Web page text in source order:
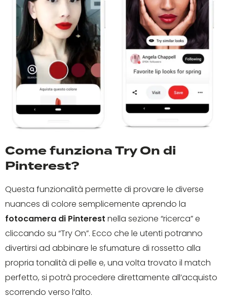
Come funziona Try On di
Pinterest?
Questa funzionalità permette di provare le diverse
nuances di colore semplicemente aprendo la
fotocamera di Pinterest nella sezione “ricerca” e
cliccando su “Try On”. Ecco che le utenti potranno
divertirsi ad abbinare le sfumature di rossetto alla
propria tonalità di pelle e, una volta trovato il match
perfetto, si potrà procedere direttamente all’acquisto
scorrendo verso l’alto.